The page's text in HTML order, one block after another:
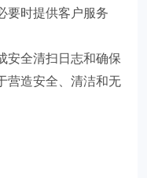
要时提供客户服务
安全清扫日志和确保
营造安全、清洁和无